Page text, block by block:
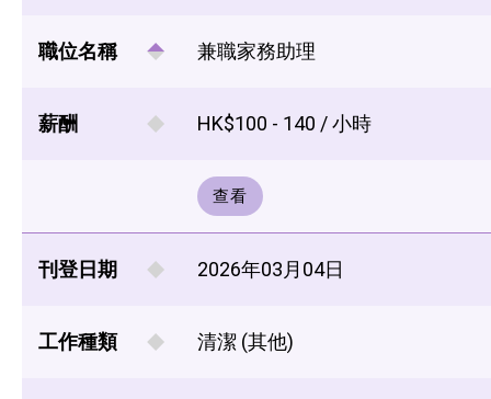
職位名稱 兼職家務助理
薪酬 HK$100 - 140 / 小時
查看
刊登日期 2026年03月04日
工作種類 清潔 (其他)